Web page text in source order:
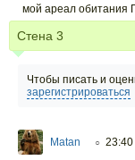
мой ареал обитания
Стена 3
Чтобы писать и
зарегистрироваться
Matan ○ 23:40